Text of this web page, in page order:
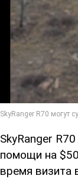
SkyRanger
помощи на
время визита